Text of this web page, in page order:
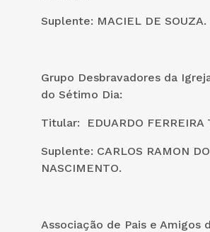
Suplente: MACIEL DE SOUZA.
Grupo Desbravadores da
do Sétimo Dia:
Titular: EDUARDO FERREIRA
Suplente: CARLOS RAMON DO
NASCIMENTO.
Associação de Pais e Amigos